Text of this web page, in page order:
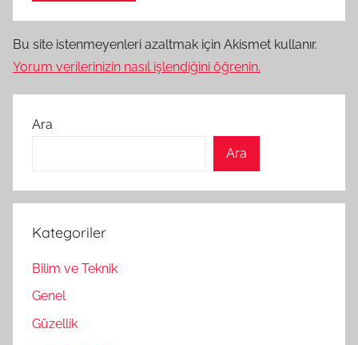
Bu site istenmeyenleri azaltmak için Akismet kullanır.
Yorum verilerinizin nasıl işlendiğini öğrenin.
Ara
Ara
Kategoriler
Bilim ve Teknik
Genel
Güzellik